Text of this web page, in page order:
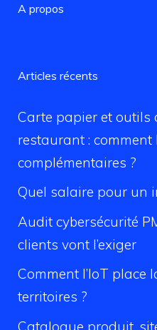
A propos
Articles récents
Carte papier et
restaurant : comment
complémentaires ?
Quel salaire pour un
Audit cybersécurité
clients vont l’exiger
Comment l’IoT place
territoires ?
Catalogue produit,